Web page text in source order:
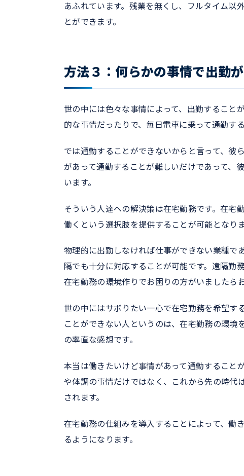
あふれています。残業を無くし、フルタイム以
とができます。
方法３：何らかの事情で出勤
世の中には色々な事情によって、出勤すること
的な事情だったりで、毎日電車に乗って通勤す
では通勤することができないからと言って、彼
があって通勤することが難しいだけであって、
います。
そういう人達への解決策は在宅勤務です。在宅
働くという選択肢を提供することが可能となりま
物理的に出勤しなければ仕事ができない業種で
隔でも十分に対応することが可能です。遠隔勤
在宅勤務の環境作りでお困りの方がいましたら
世の中にはサボりたい一心で在宅勤務を希望す
ことができない人というのは、在宅勤務の環境
の率直な感想です。
本当は働きたいけど事情があって通勤すること
や体調の事情だけではなく、これから先の時代
されます。
在宅勤務の仕組みを導入することによって、働
るようになります。